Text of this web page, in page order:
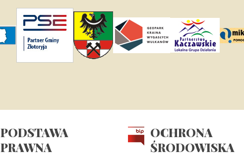
PODSTAWA
PRAWNA
OCHRONA
ŚRODOWISKA